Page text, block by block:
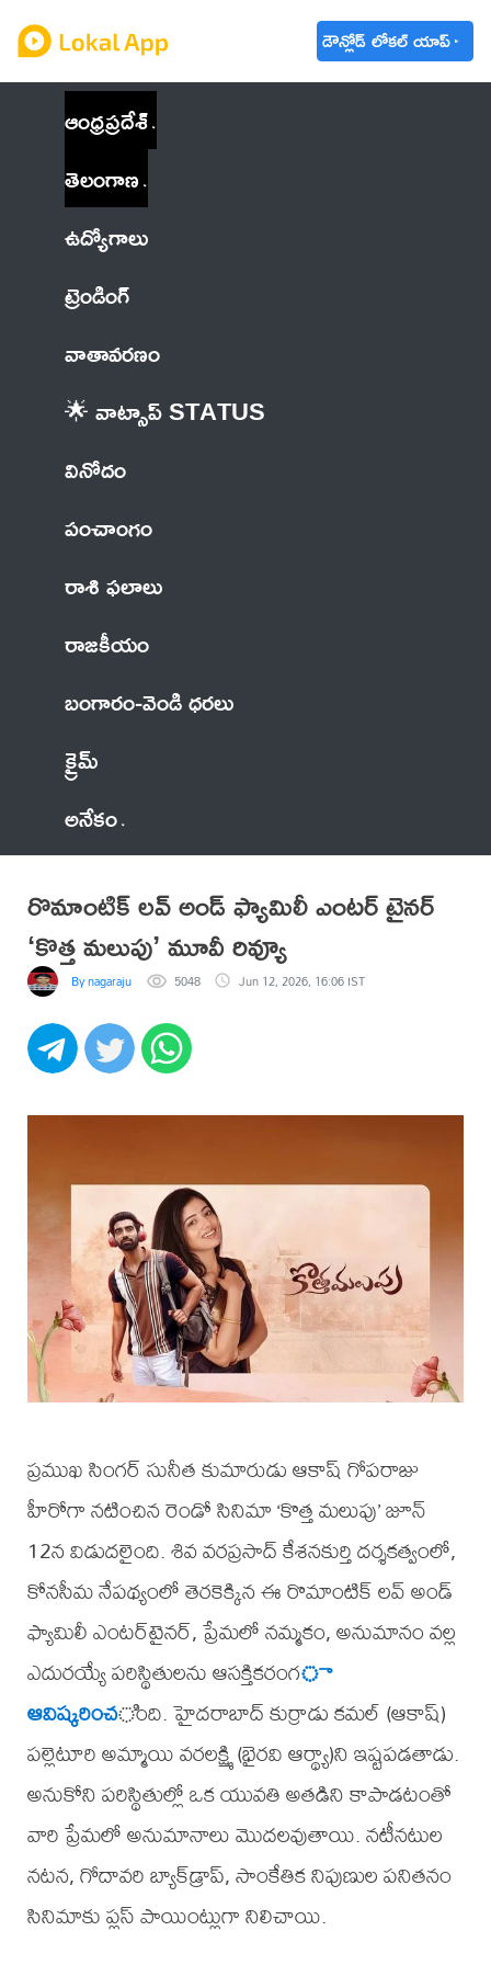
డౌన్లోడ్ లోకల్ యాప్
ఆంధ్రప్రదేశ్
తెలంగాణ
ఉద్యోగాలు
ట్రెండింగ్
వాతావరణం
🌟 వాట్సాప్ STATUS
వినోదం
పంచాంగం
రాశి ఫలాలు
రాజకీయం
బంగారం-వెండి ధరలు
క్రైమ్
అనేకం
రొమాంటిక్ లవ్ అండ్ ఫ్యామిలీ ఎంటర్ టైనర్
‘కొత్త మలుపు’ మూవీ రివ్యూ
By nagaraju 5048 Jun 12, 2026, 16:06 IST
ప్రముఖ సింగర్ సునీత కుమారుడు ఆకాష్ గోపరాజు
హీరోగా నటించిన రెండో సినిమా ‘కొత్త మలుపు’ జూన్
12న విడుదలైంది. శివ వరప్రసాద్ కేశనకుర్తి దర్శకత్వంలో,
కోనసీమ నేపథ్యంలో తెరకెక్కిన ఈ రొమాంటిక్ లవ్ అండ్
ఫ్యామిలీ ఎంటర్‌టైనర్, ప్రేమలో నమ్మకం, అనుమానం వల్ల
ఎదురయ్యే పరిస్థితులను ఆసక్తికరంగా
ఆవిష్కరించింది. హైదరాబాద్ కుర్రాడు కమల్ (ఆకాష్)
పల్లెటూరి అమ్మాయి వరలక్ష్మి (భైరవి ఆర్థ్యా)ని ఇష్టపడతాడు.
అనుకోని పరిస్థితుల్లో ఒక యువతి అతడిని కాపాడటంతో
వారి ప్రేమలో అనుమానాలు మొదలవుతాయి. నటీనటుల
నటన, గోదావరి బ్యాక్‌డ్రాప్, సాంకేతిక నిపుణుల పనితనం
సినిమాకు ప్లస్ పాయింట్లుగా నిలిచాయి.